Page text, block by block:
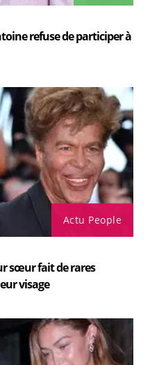
refuse de participer à
Actu People
sœur fait de rares
visage